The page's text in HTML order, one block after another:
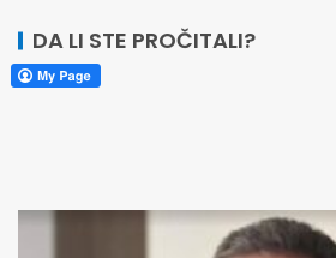
DA LI STE PROČITALI?